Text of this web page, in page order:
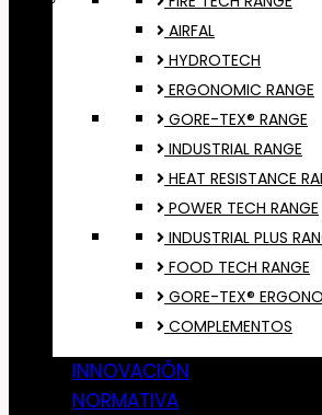
AIRFAL
HYDROTECH
ERGONOMIC RANGE
GORE-TEX® RANGE
INDUSTRIAL RANGE
HEAT RESISTANCE
POWER TECH RANGE
INDUSTRIAL PLUS
FOOD TECH RANGE
GORE-TEX®
COMPLEMENTOS
INNOVACIÓN
NORMATIVA